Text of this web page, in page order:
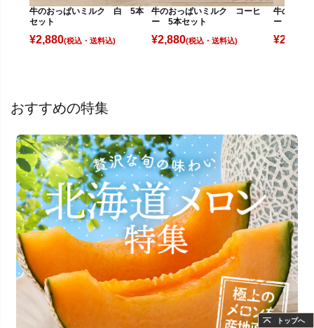
牛のおっぱいミルク 白 5本
セット
¥2,880(税込)
牛のおっぱいミルク コーヒ
ー 5本セット
¥2,880(税込)
牛のおっ
ート 5本
¥2,880
おすすめの特集
トップへ